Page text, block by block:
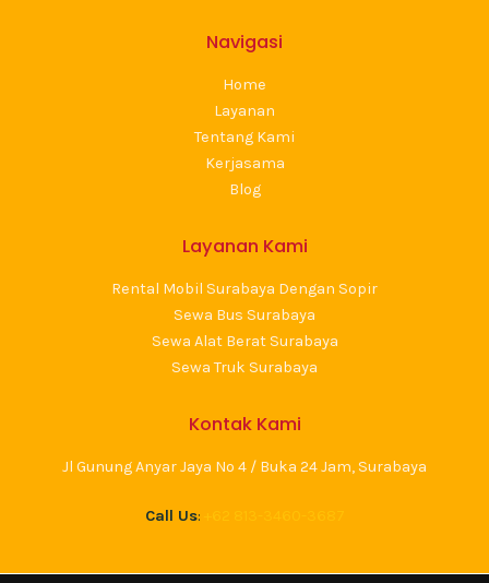
Navigasi
Home
Layanan
Tentang Kami
Kerjasama
Blog
Layanan Kami
Rental Mobil Surabaya Dengan Sopir
Sewa Bus Surabaya
Sewa Alat Berat Surabaya
Sewa Truk Surabaya
Kontak Kami
Jl Gunung Anyar Jaya No 4 / Buka 24 Jam, Surabaya
Call Us: